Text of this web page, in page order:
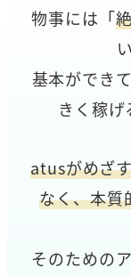
物事には「
基本ができ
きく稼げ
atusがめざ
なく、本質
そのための